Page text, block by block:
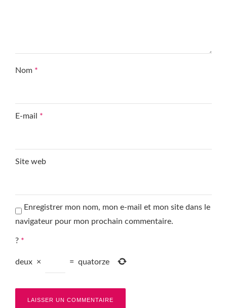
Nom *
E-mail *
Site web
Enregistrer mon nom, mon e-mail et mon site dans le
navigateur pour mon prochain commentaire.
? *
deux × = quatorze